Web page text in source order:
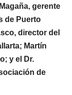
gerente
de Puerto
director del
Martín
y el Dr.
de